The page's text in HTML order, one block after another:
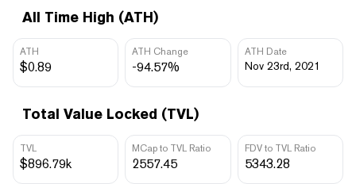
All Time High (ATH)
ATH
$0.89
ATH Change
-94.57%
ATH Date
Nov 23rd, 2021
Total Value Locked (TVL)
TVL
$896.79k
MCap to TVL Ratio
2557.45
FDV to TVL Ratio
5343.28